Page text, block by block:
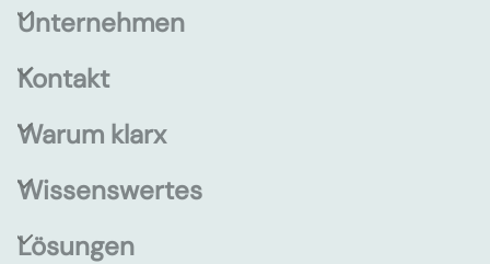
Unternehmen
Kontakt
Warum klarx
Wissenswertes
Lösungen